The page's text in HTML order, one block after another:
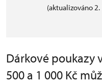
(aktualizováno 2.
Dárkové poukazy
500 a 1 000 Kč